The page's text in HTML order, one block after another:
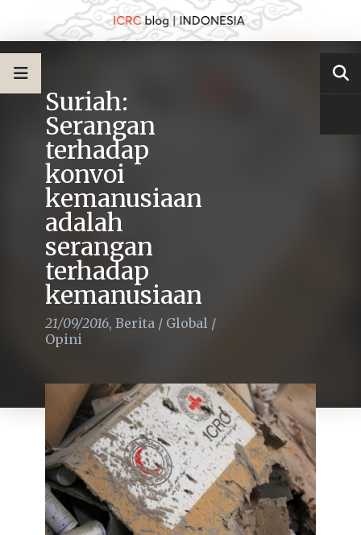
Suriah:
Serangan
terhadap
konvoi
kemanusiaan
adalah
serangan
terhadap
kemanusiaan
21/09/2016, Berita / Global /
Opini